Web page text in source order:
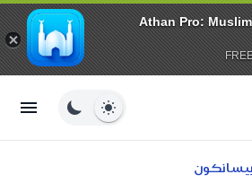
Athan Pro:
بيسانكون